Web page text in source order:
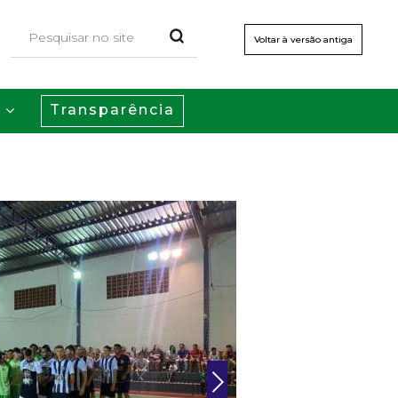
Voltar à versão antiga
Transparência